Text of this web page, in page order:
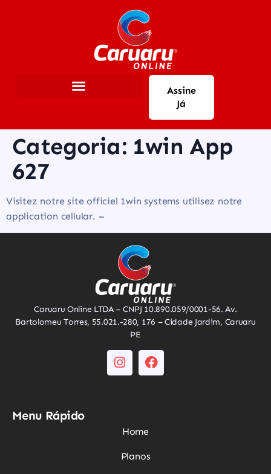
Assine
Já
Categoria: 1win App
627
Visitez notre site officiel 1win systems utilisez notre
application cellular. –
Caruaru Online LTDA – CNPJ 10.890.059/0001-56. Av.
Bartolomeu Torres, 55.021.-280, 176 – Cidade Jardim, Caruaru
PE
Menu Rápido
Home
Planos